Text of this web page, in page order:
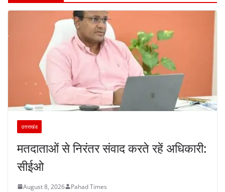
उत्तराखंड
मतदाताओं से निरंतर संवाद करते रहें अधिकारी:
सीईओ
August 8, 2026 Pahad Times